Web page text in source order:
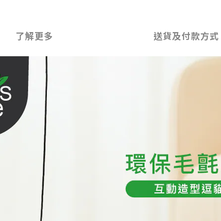
了解更多 送貨及付款方式